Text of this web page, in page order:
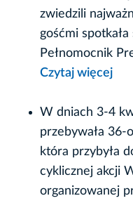
zwiedzili
gośćmi
Pełnomocnik
Czytaj więcej
W dniach 3-4
przebywała 36-
która przybyła
cyklicznej akcji
organizowanej